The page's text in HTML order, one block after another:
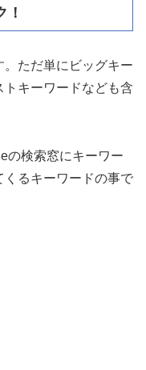
ただ単にビッグキー
キーワードなども含
の検索窓にキーワー
くるキーワードの事で